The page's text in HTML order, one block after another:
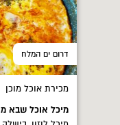
דרום ים המלח
מכירת אוכל מוכן
מיכל אוכל שבא